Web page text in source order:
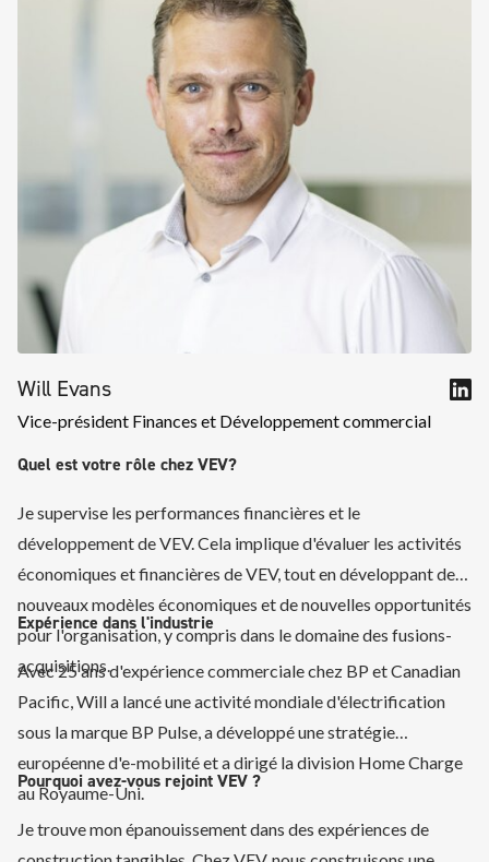
Will Evans
Vice-président Finances et Développement commercial
Quel est votre rôle chez VEV?
Je supervise les performances financières et le
développement de VEV. Cela implique d'évaluer les activités
économiques et financières de VEV, tout en développant de
nouveaux modèles économiques et de nouvelles opportunités
pour l'organisation, y compris dans le domaine des fusions-
acquisitions.
Expérience dans l'industrie
Avec 25 ans d'expérience commerciale chez BP et Canadian
Pacific, Will a lancé une activité mondiale d'électrification
sous la marque BP Pulse, a développé une stratégie
européenne d'e-mobilité et a dirigé la division Home Charge
au Royaume-Uni.
Pourquoi avez-vous rejoint VEV ?
Je trouve mon épanouissement dans des expériences de